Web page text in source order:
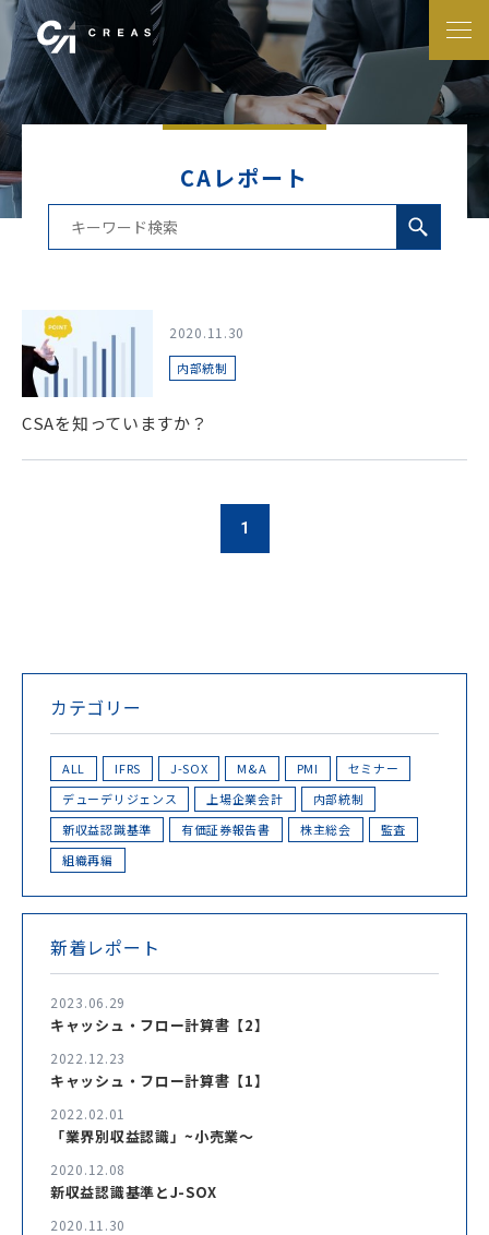
CAレポート
2020.11.30
内部統制
CSAを知っていますか？
1
カテゴリー
ALL IFRS J-SOX M&A PMI
セミナー
デューデリジェンス
上場企業会計
内部統制
新収益認識基準
有価証券報告書 株主総会
監査
組織再編
新着レポート
2023.06.29
キャッシュ・フロー計算書【2】
2022.12.23
キャッシュ・フロー計算書【1】
2022.02.01
「業界別収益認識」~小売業～
2020.12.08
新収益認識基準とJ-SOX
2020.11.30